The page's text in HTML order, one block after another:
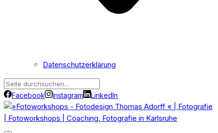
Datenschutzerklärung
Facebook Instagram LinkedIn